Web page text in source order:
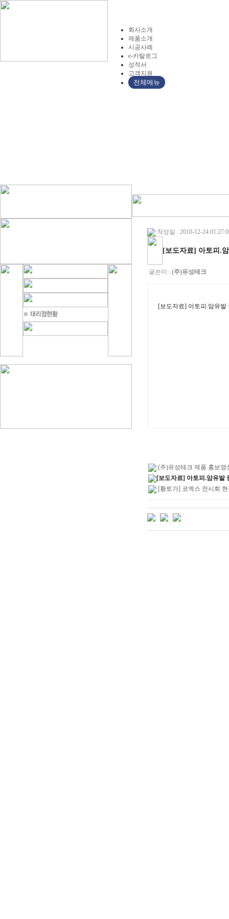
회사소개
제품소개
시공사례
e-카탈로그
성적서
고객지원
전체메뉴
작성일 : 2010-12-24
[보도자료] 아토피.
글쓴이 : (주)유성테크
[보도자료] 아토피.암유발
(주)유성테크 제품 홍보영
[보도자료] 아토피.암유발
[황토가] 코엑스 전시회